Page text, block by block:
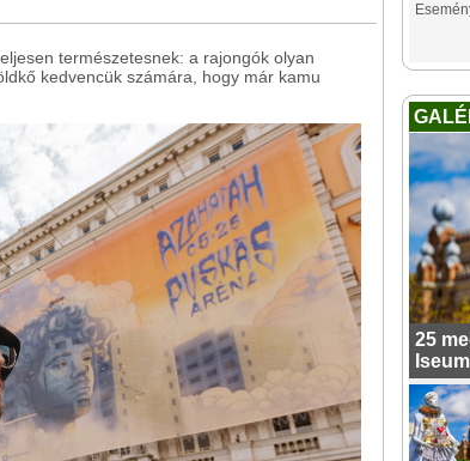
természetesnek: a rajongók olyan
kedvencük számára, hogy már kamu
25